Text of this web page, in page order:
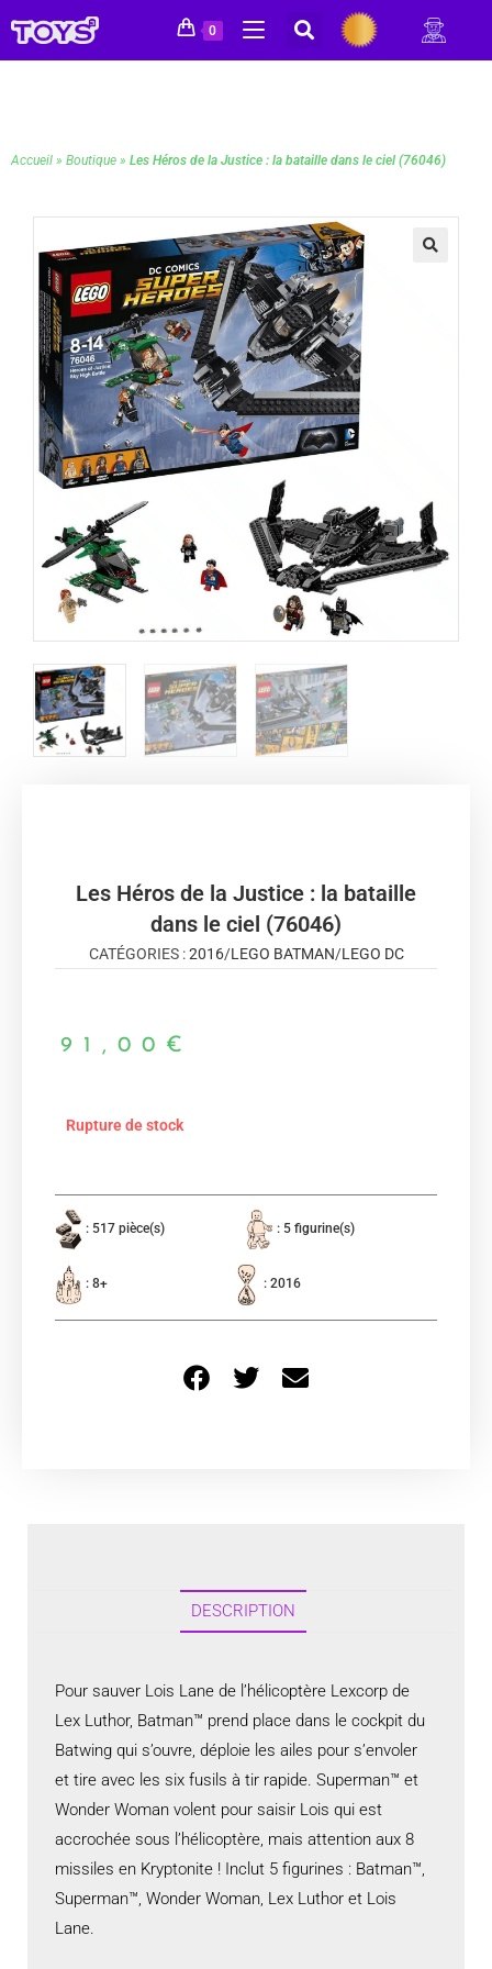
0
Accueil » Boutique » Les Héros de la Justice : la bataille dans le ciel (76046)
Les Héros de la Justice : la bataille
dans le ciel (76046)
CATÉGORIES :2016/LEGO BATMAN/LEGO DC
91,00 €
Rupture de stock
: 517 pièce(s) : 5 figurine(s)
: 8+ : 2016
DESCRIPTION
Pour sauver Lois Lane de l’hélicoptère Lexcorp de
Lex Luthor, Batman™ prend place dans le cockpit du
Batwing qui s’ouvre, déploie les ailes pour s’envoler
et tire avec les six fusils à tir rapide. Superman™ et
Wonder Woman volent pour saisir Lois qui est
accrochée sous l’hélicoptère, mais attention aux 8
missiles en Kryptonite ! Inclut 5 figurines : Batman™,
Superman™, Wonder Woman, Lex Luthor et Lois
Lane.